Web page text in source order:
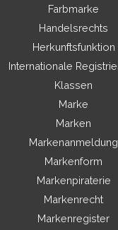
Farbmarke
Handelsrechts
Herkunftsfunktion
Internationale
Klassen
Marke
Marken
Markenanmeldung
Markenform
Markenpiraterie
Markenrecht
Markenregister